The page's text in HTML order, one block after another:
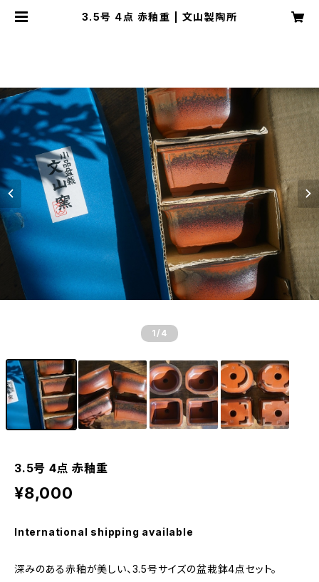
3.5号 4点 赤釉重 | 文山製陶所
1 /4
3.5号 4点 赤釉重
¥8,000
International shipping available
深みのある赤釉が美しい、3.5号サイズの盆栽鉢4点セット。